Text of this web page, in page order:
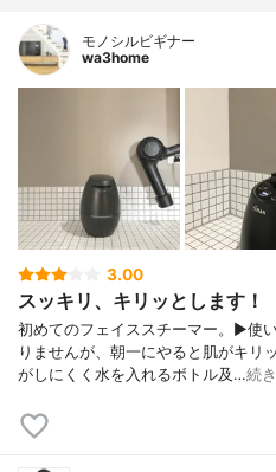
モノシルビギナー
wa3home
3.00
スッキリ、キリッとします！
初めてのフェイススチーマー。▶︎使
りませんが、朝一にやると肌がキ
がしにくく水を入れるボトル及…続